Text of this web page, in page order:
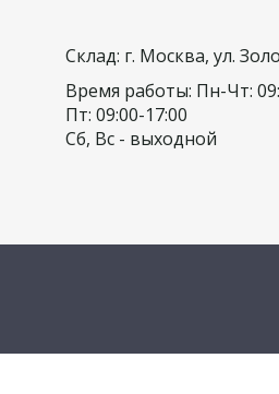
Склад: г. Москва, ул.
Время работы: Пн-Чт:
Пт: 09:00-17:00
Сб, Вс - выходной